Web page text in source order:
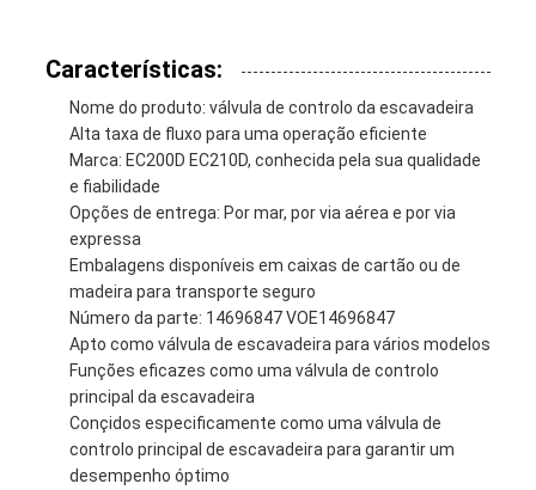
Características:
Nome do produto: válvula de controlo da escavadeira
Alta taxa de fluxo para uma operação eficiente
Marca: EC200D EC210D, conhecida pela sua qualidade
e fiabilidade
Opções de entrega: Por mar, por via aérea e por via
expressa
Embalagens disponíveis em caixas de cartão ou de
madeira para transporte seguro
Número da parte: 14696847 VOE14696847
Apto como válvula de escavadeira para vários modelos
Funções eficazes como uma válvula de controlo
principal da escavadeira
Conçidos especificamente como uma válvula de
controlo principal de escavadeira para garantir um
desempenho óptimo